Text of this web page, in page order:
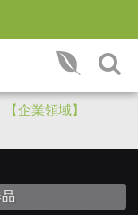
【企業領域】